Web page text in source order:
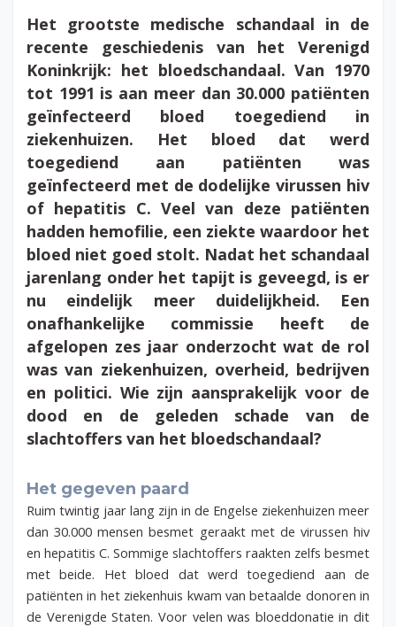
Het grootste medische schandaal in de
recente geschiedenis van het Verenigd
Koninkrijk: het bloedschandaal. Van 1970
tot 1991 is aan meer dan 30.000 patiënten
geïnfecteerd bloed toegediend in
ziekenhuizen. Het bloed dat werd
toegediend aan patiënten was
geïnfecteerd met de dodelijke virussen hiv
of hepatitis C. Veel van deze patiënten
hadden hemofilie, een ziekte waardoor het
bloed niet goed stolt. Nadat het schandaal
jarenlang onder het tapijt is geveegd, is er
nu eindelijk meer duidelijkheid. Een
onafhankelijke commissie heeft de
afgelopen zes jaar onderzocht wat de rol
was van ziekenhuizen, overheid, bedrijven
en politici. Wie zijn aansprakelijk voor de
dood en de geleden schade van de
slachtoffers van het bloedschandaal?
Het gegeven paard
Ruim twintig jaar lang zijn in de Engelse ziekenhuizen meer
dan 30.000 mensen besmet geraakt met de virussen hiv
en hepatitis C. Sommige slachtoffers raakten zelfs besmet
met beide. Het bloed dat werd toegediend aan de
patiënten in het ziekenhuis kwam van betaalde donoren in
de Verenigde Staten. Voor velen was bloeddonatie in dit